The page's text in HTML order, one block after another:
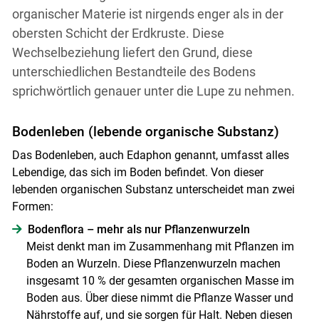
organischer Materie ist nirgends enger als in der
obersten Schicht der Erdkruste. Diese
Wechselbeziehung liefert den Grund, diese
unterschiedlichen Bestandteile des Bodens
sprichwörtlich genauer unter die Lupe zu nehmen.
Bodenleben (lebende organische Substanz)
Das Bodenleben, auch Edaphon genannt, umfasst alles
Lebendige, das sich im Boden befindet. Von dieser
lebenden organischen Substanz unterscheidet man zwei
Formen:
Bodenflora – mehr als nur Pflanzenwurzeln
Meist denkt man im Zusammenhang mit Pflanzen im
Boden an Wurzeln. Diese Pflanzenwurzeln machen
insgesamt 10 % der gesamten organischen Masse im
Boden aus. Über diese nimmt die Pflanze Wasser und
Nährstoffe auf, und sie sorgen für Halt. Neben diesen